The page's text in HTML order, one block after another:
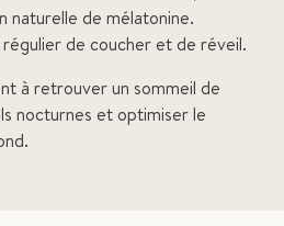
naturelle de mélatonine.
de coucher et de réveil.
à retrouver un sommeil de
nocturnes et optimiser le